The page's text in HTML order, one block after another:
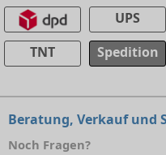
UPS
TNT
Spedition
Beratung, Verkauf und
Noch Fragen?